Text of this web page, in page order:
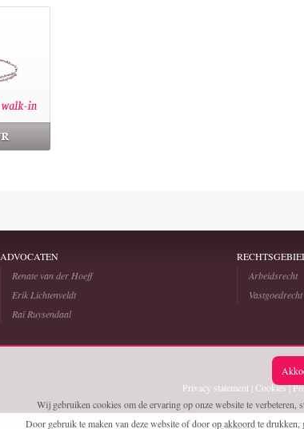
ADVOCATEN
Renate van der Hoeff
Erik Lichtenveldt
Raï Ruysendaal
Arbeidsrecht
Vastgoedrecht
Privacy statement |Cookies|
Wij gebruiken cookies om de ervaring op onze website te verbeteren,
Door gebruik te maken van deze website of door op akkoord te drukken,